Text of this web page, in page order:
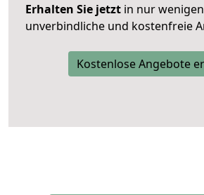
Erhalten Sie jetzt in nur
unverbindliche und kostenfreie
Kostenlose Angebote